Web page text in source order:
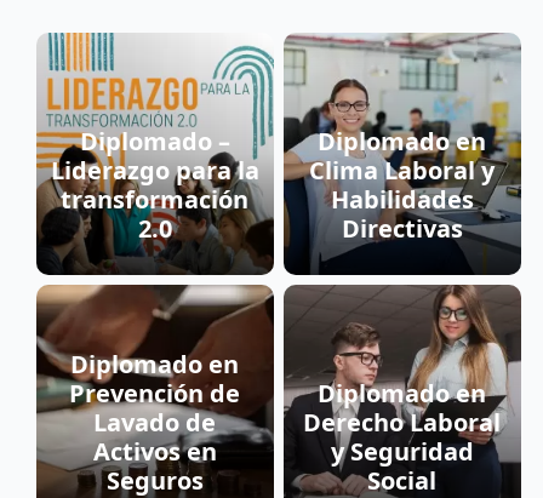
Diplomado –
Liderazgo para la
transformación
2.0
Diplomado en
Clima Laboral y
Habilidades
Directivas
Diplomado en
Prevención de
Lavado de
Activos en
Seguros
Diplomado en
Derecho Laboral
y Seguridad
Social